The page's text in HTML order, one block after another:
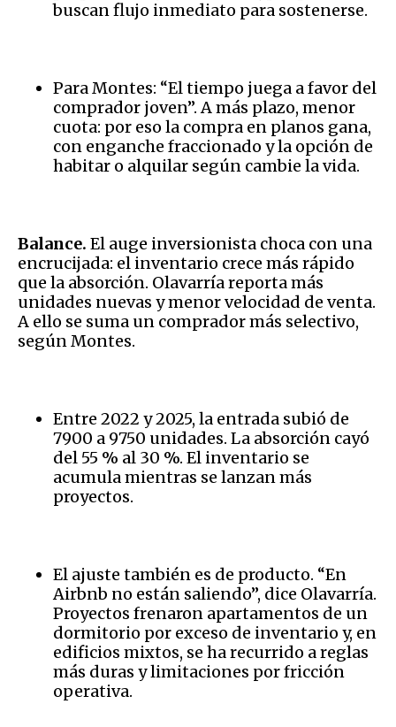
buscan flujo inmediato para sostenerse.
Para Montes: “El tiempo juega a favor del
comprador joven”. A más plazo, menor
cuota: por eso la compra en planos gana,
con enganche fraccionado y la opción de
habitar o alquilar según cambie la vida.
Balance. El auge inversionista choca con una
encrucijada: el inventario crece más rápido
que la absorción. Olavarría reporta más
unidades nuevas y menor velocidad de venta.
A ello se suma un comprador más selectivo,
según Montes.
Entre 2022 y 2025, la entrada subió de
7900 a 9750 unidades. La absorción cayó
del 55 % al 30 %. El inventario se
acumula mientras se lanzan más
proyectos.
El ajuste también es de producto. “En
Airbnb no están saliendo”, dice Olavarría.
Proyectos frenaron apartamentos de un
dormitorio por exceso de inventario y, en
edificios mixtos, se ha recurrido a reglas
más duras y limitaciones por fricción
operativa.